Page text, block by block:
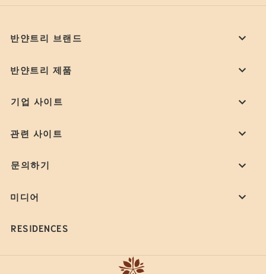
반얀트리 브랜드
반얀트리 제품
기업 사이트
관련 사이트
문의하기
미디어
RESIDENCES